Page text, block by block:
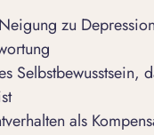
zu
Selbstbewusstsein,
als